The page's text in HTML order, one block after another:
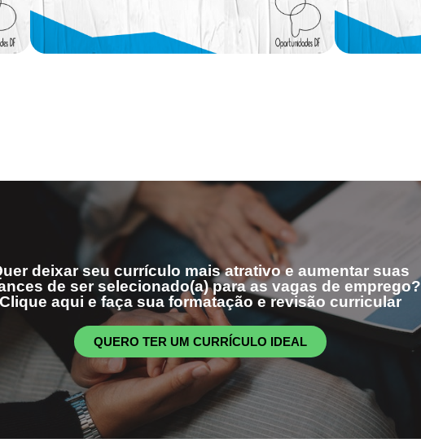
deixar seu currículo mais atrativo e aumentar suas
de ser selecionado(a) para as vagas de emprego?
aqui e faça sua formatação e revisão curricular
QUERO TER UM CURRÍCULO IDEAL